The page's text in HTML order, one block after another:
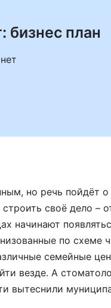
бизнес план
но речь пойдёт о
своё дело –
начинают
по схеме
семейные
везде. А
вытеснили